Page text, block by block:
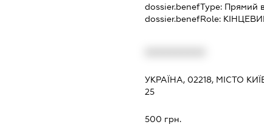
dossier.benefType: Прямий
dossier.benefRole:
УКРАЇНА, 02218, МІСТО
25
500 грн.